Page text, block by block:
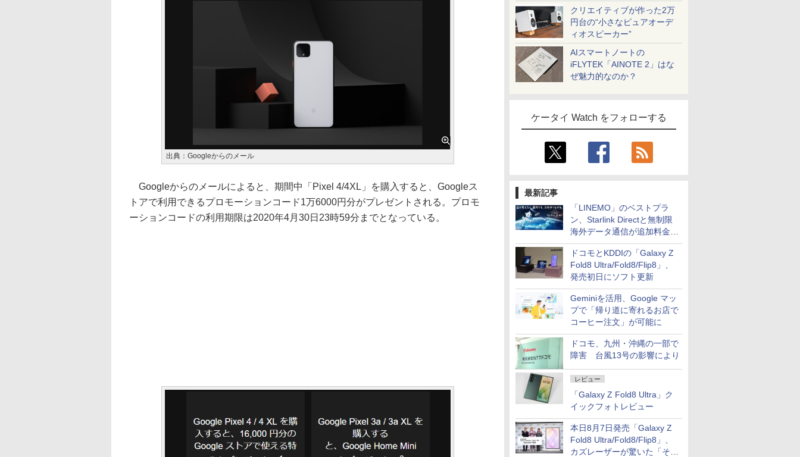
クリエイティブが作った2万
円台の“小さなピュアオーデ
ィオスピーカー”
AIスマートノートの
iFLYTEK「AINOTE 2」はな
ぜ魅力的なのか？
ケータイ Watch をフォローする
最新記事
「LINEMO」のベストプラ
ン、Starlink Directと無制限
海外データ通信が追加料金な
しに
ドコモとKDDIの「Galaxy Z
Fold8 Ultra/Fold8/Flip8」、
発売初日にソフト更新
Geminiを活用、Google マッ
プで「帰り道に寄れるお店で
コーヒー注文」が可能に
ドコモ、九州・沖縄の一部で
障害 台風13号の影響により
レビュー
「Galaxy Z Fold8 Ultra」ク
イックフォトレビュー
本日8月7日発売「Galaxy Z
Fold8 Ultra/Fold8/Flip8」、
カズレーザーが驚いた「そば
出典：Googleからのメール
Googleからのメールによると、期間中「Pixel 4/4XL」を購入すると、Googleス
トアで利用できるプロモーションコード1万6000円分がプレゼントされる。プロモ
ーションコードの利用期限は2020年4月30日23時59分までとなっている。